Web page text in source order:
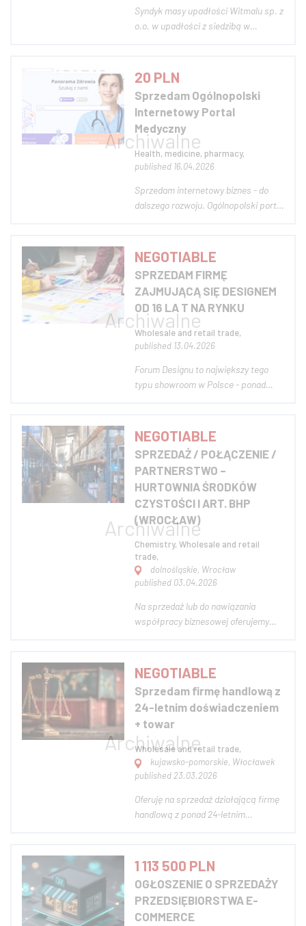
Syndyk masy upadłości Witmalu sp. z
o.o. w upadłości z siedzibą w
toczącym się przed Sądem
Rejonowym dla m.st. Warszawy w
Warszawie, XVIII Wydział
Gospodarczy (sygn. akt
WA1M/GUp/90/2024), zapra...
20 PLN
Sprzedam Ogólnopolski
Internetowy Portal
Medyczny
Health, medicine, pharmacy,
published 16.04.2026
Sprzedam internetowy biznes - do
dalszego rozwoju. Ogólnopolski portal
pakietach] Jest to baza specjalistów
medycyny / portal z pracą w służbie
zdrowia Zasięgiem ogólnopolskim
zrze...
NEGOTIABLE
SPRZEDAM FIRMĘ
ZAJMUJĄCĄ SIĘ DESIGNEM
OD 16 LA T NA RYNKU
Wholesale and retail trade,
published 13.04.2026
Forum Designu to największy tego
typu showroom w Polsce - ponad
w Krakowie od 16 lat i kolejny w
Katowicach - szukam inwestora,
który będzie chciał wspomóc
otwarcie w innych miast...
NEGOTIABLE
SPRZEDAŻ / POŁĄCZENIE /
PARTNERSTWO –
HURTOWNIA ŚRODKÓW
CZYSTOŚCI I ART. BHP
(WROCŁAW)
Chemistry, Wholesale and retail
trade,
dolnośląskie, Wrocław
published 03.04.2026
Na sprzedaż lub do nawiązania
współpracy biznesowej oferujemy
specjalizującą się w dystrybucji
profesjonalnych środków czystości
oraz artykułów BHP. Profil
działalności: - sprzedaż hurt...
NEGOTIABLE
Sprzedam firmę handlową z
24-letnim doświadczeniem
+ towar
Wholesale and retail trade,
kujawsko-pomorskie, Włocławek
published 23.03.2026
Oferuję na sprzedaż działającą firmę
handlową z ponad 24-letnim
artykułów dekoracyjnych,
sezonowych oraz wyposażenia
wnętrz. Firma przez lata budowała
swoją pozycję zarówno w sprzedaży
hurtow...
1 113 500 PLN
OGŁOSZENIE O SPRZEDAŻY
PRZEDSIĘBIORSTWA E-
COMMERCE